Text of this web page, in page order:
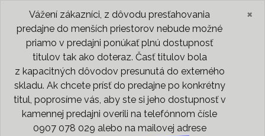
Vážení zákazníci, z dôvodu presťahovania
predajne do menších priestorov nebude možné
priamo v predajni ponúkať plnú dostupnosť
titulov tak ako doteraz. Časť titulov bola
z kapacitných dôvodov presunutá do externého
skladu. Ak chcete prísť do predajne po konkrétny
titul, poprosíme vás, aby ste si jeho dostupnosť v
kamennej predajni overili na telefónnom čísle
0907 078 029 alebo na mailovej adrese
×